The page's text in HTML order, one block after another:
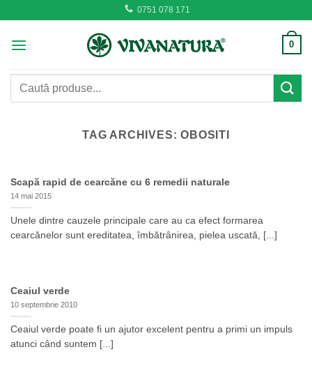
content
0751 078 171
0
Caută
TAG ARCHIVES:OBOSITI
Scapă rapid de cearcăne cu 6 remedii naturale
14 mai 2015
Unele dintre cauzele principale care au ca efect formarea
cearcănelor sunt ereditatea, îmbătrânirea, pielea uscată, [...]
Ceaiul verde
10 septembrie 2010
Ceaiul verde poate fi un ajutor excelent pentru a primi un impuls
atunci când suntem [...]